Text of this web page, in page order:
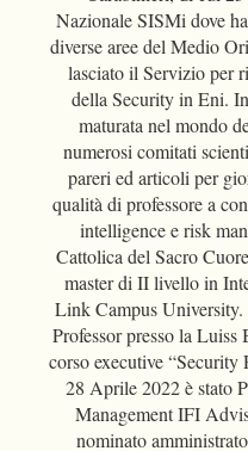
Nazionale SISMi dove
diverse aree del Medio
lasciato il Servizio per
della Security in Eni.
maturata nel mondo
numerosi comitati
pareri ed articoli per
qualità di professore a
intelligence e risk
Cattolica del Sacro
master di II livello in
Link Campus
Professor presso la Luiss
corso executive
28 Aprile 2022 è stato
Management IFI
nominato